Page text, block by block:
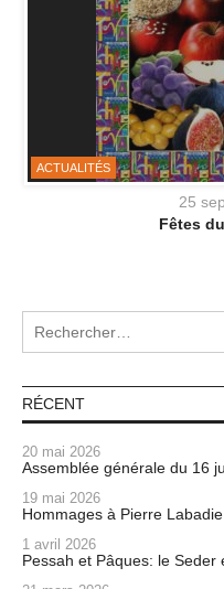
ACTUALITÉS
25
Fêtes
RÉCENT
20 mai 2026
Assemblée générale du 16
19 mai 2026
Hommages à Pierre Labadie
1 avril 2026
Pessah et Pâques: le Seder